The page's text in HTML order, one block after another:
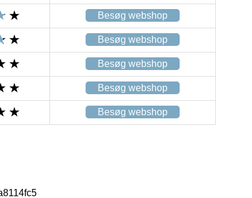
Besøg webshop
Besøg webshop
Besøg webshop
Besøg webshop
Besøg webshop